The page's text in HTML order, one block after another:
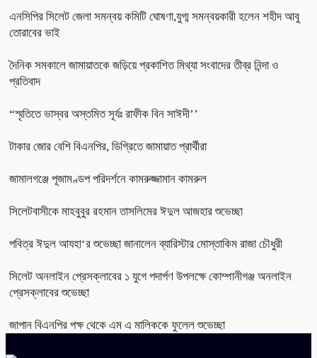
এনসিপির সিলেট জেলা সমন্বয় কমিটি ঘোষণা,যুগ্ম সমন্বয়কারী হলেন শহীদ আবু
তোরাবের ভাই
দৈনিক সমকালে জামায়াতকে জড়িয়ে প্রকাশিত মিথ্যা সংবাদের তীব্র নিন্দা ও
প্রতিবাদ
“স্মৃতিতে ভাস্বর অস্তমিত সূর্যঃ রাফীক বিন সাঈদী’’
টাকার জোর বেশি বিএনপির, ডিগ্রিতে জামায়াত প্রার্থীরা
জামালগঞ্জে পূজামণ্ডপ পরিদর্শনে কামরুজ্জামান কামরুল
সিলেটবাসীকে মাহবুবুর রহমান তাসলিমের ঈদুল আজহার শুভেচ্ছা
পবিত্র ঈদুল আযহা‘র শুভেচ্ছা জানালেন ব্যারিস্টার মোস্তাকিম রাজা চৌধুরী
সিলেট অনলাইন প্রেসক্লাবের ১ যুগে পদার্পণ উপলক্ষে কোম্পানীগঞ্জ অনলাইন
প্রেসক্লাবের শুভেচ্ছা
জাপান বিএনপির পক্ষ থেকে এম এ মালিককে ফুলেল শুভেচ্ছা